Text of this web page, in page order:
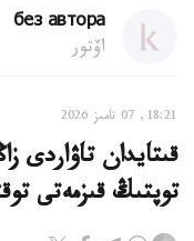
без автора
اۆتور
18:21, 07 تامىز 2026
قىتايدان تاۋاردى
توپتىڭ قىزمەتى